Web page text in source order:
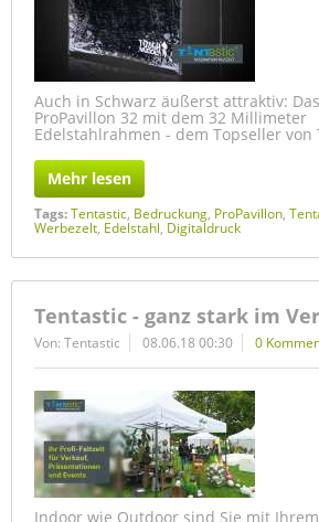
Auch in Schwarz äußerst attraktiv:
ProPavillon 32 mit dem 32 Millimeter
Edelstahlrahmen - dem Topseller von
Mehr lesen
Tags:Tentastic, Bedruckung, ProPavillon,
Werbezelt, Edelstahl, Digitaldruck
Tentastic - ganz stark im
Von: Tentastic 08.06.18 00:30 0
Indoor wie Outdoor sind Sie mit